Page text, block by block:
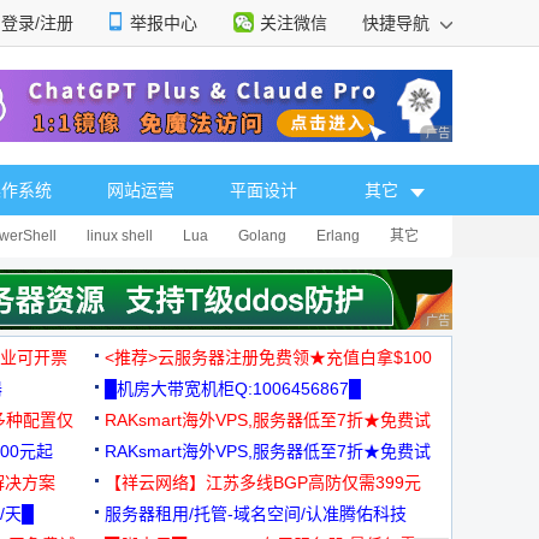
登录/注册 举报中心 关注微信 快捷导航
广告 商业广告，理
系统 网站运营 平面设计 其它
linux shell Lua Golang Erlang 其它
广告 商业广告，理
可开票
<推荐>云服务器注册免费领★充值白拿$100
█机房大带宽机柜Q:1006456867█
种配置仅
RAKsmart海外VPS,服务器低至7折★免费试
用★
元起
RAKsmart海外VPS,服务器低至7折★免费试
用★
决方案
【祥云网络】江苏多线BGP高防仅需399元
█
服务器租用/托管-域名空间/认准腾佑科技